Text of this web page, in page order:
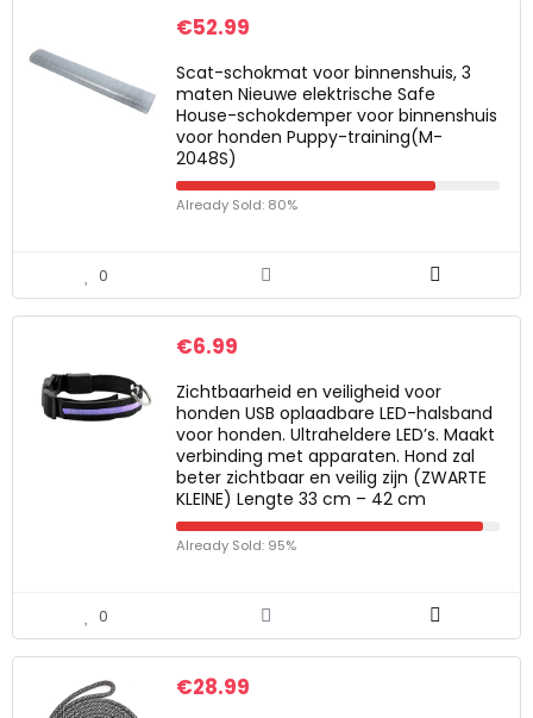
€52.99
Scat-schokmat voor binnenshuis, 3
maten Nieuwe elektrische Safe
House-schokdemper voor binnenshuis
voor honden Puppy-training(M-
2048S)
Already Sold: 80%
0
€6.99
Zichtbaarheid en veiligheid voor
honden USB oplaadbare LED-halsband
voor honden. Ultraheldere LED’s. Maakt
verbinding met apparaten. Hond zal
beter zichtbaar en veilig zijn (ZWARTE
KLEINE) Lengte 33 cm – 42 cm
Already Sold: 95%
0
€28.99